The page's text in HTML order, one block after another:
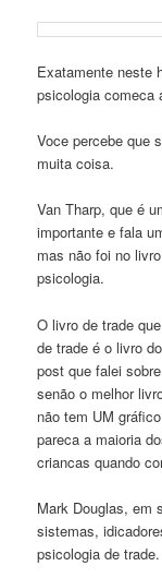
Exatamente neste
psicologia comeca
Voce percebe que
muita coisa.
Van Tharp, que é
importante e fala
mas não foi no
psicologia.
O livro de trade
de trade é o livro
post que falei
senão o melhor
não tem UM
pareca a maioria
criancas quando
Mark Douglas, em
sistemas,
psicologia de